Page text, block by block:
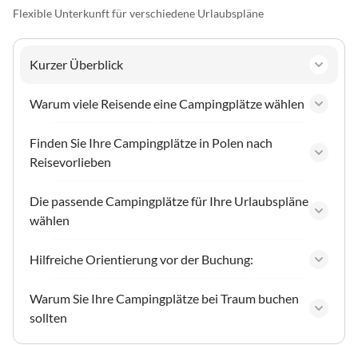
Flexible Unterkunft für verschiedene Urlaubspläne
Kurzer Überblick
Warum viele Reisende eine Campingplätze wählen
Finden Sie Ihre Campingplätze in Polen nach
Reisevorlieben
Die passende Campingplätze für Ihre Urlaubspläne
wählen
Hilfreiche Orientierung vor der Buchung:
Warum Sie Ihre Campingplätze bei Traum buchen
sollten